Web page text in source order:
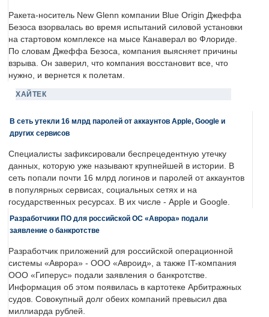
Ракета-носитель New Glenn компании Blue Origin Джеффа
Безоса взорвалась во время испытаний силовой установки
на стартовом комплексе на мысе Канаверал во Флориде.
По словам Джеффа Безоса, компания выясняет причины
взрыва. Он заверил, что компания восстановит все, что
нужно, и вернется к полетам.
ХАЙТЕК
В сеть утекли 16 млрд паролей от аккаунтов Apple, Google и
других сервисов
Специалисты зафиксировали беспрецедентную утечку
данных, которую уже называют крупнейшей в истории. В
сеть попали почти 16 млрд логинов и паролей от аккаунтов
в популярных сервисах, социальных сетях и на
государственных ресурсах. В их числе - Apple и Google.
Разработчики ПО для российской ОС «Аврора» подали
заявление о банкротстве
Разработчик приложений для российской операционной
системы «Аврора» - ООО «Авроид», а также IT-компания
ООО «Гиперус» подали заявления о банкротстве.
Информация об этом появилась в картотеке Арбитражных
судов. Совокупный долг обеих компаний превысил два
миллиарда рублей.